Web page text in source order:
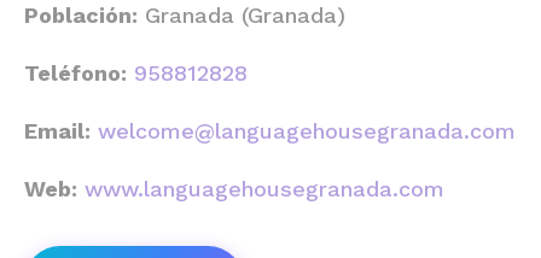
Población: Granada (Granada)
Teléfono: 958812828
Email: welcome@languagehousegranada.com
Web: www.languagehousegranada.com